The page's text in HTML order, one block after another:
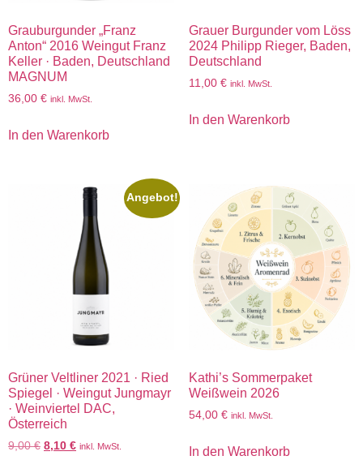
Grauburgunder „Franz
Anton“ 2016 Weingut Franz
Keller · Baden, Deutschland
MAGNUM
36,00 € inkl. MwSt.
In den Warenkorb
Grauer Burgunder vom Löss
2024 Philipp Rieger, Baden,
Deutschland
11,00 € inkl. MwSt.
In den Warenkorb
Angebot!
Grüner Veltliner 2021 · Ried
Spiegel · Weingut Jungmayr
· Weinviertel DAC,
Österreich
9,00€ 8,10 € inkl. MwSt.
Kathi’s Sommerpaket
Weißwein 2026
54,00 € inkl. MwSt.
In den Warenkorb